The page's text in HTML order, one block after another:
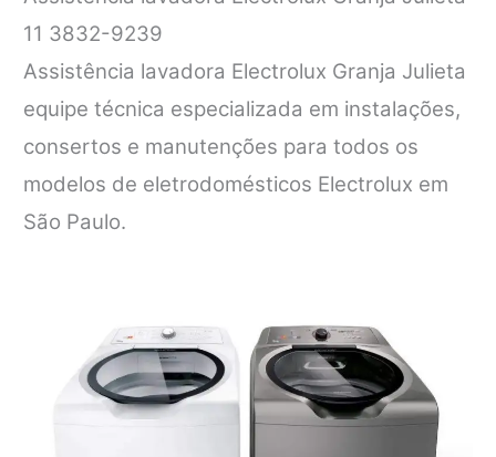
11 3832-9239
Assistência lavadora Electrolux Granja Julieta
equipe técnica especializada em instalações,
consertos e manutenções para todos os
modelos de eletrodomésticos Electrolux em
São Paulo.